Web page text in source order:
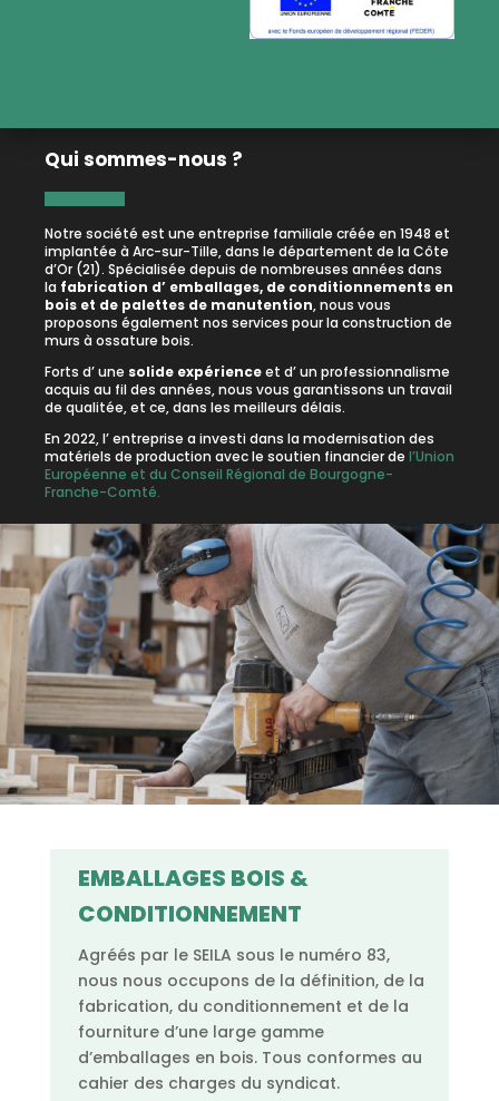
Qui sommes-nous ?
Notre société est une entreprise familiale créée en 1948 et
implantée à Arc-sur-Tille, dans le département de la Côte
d’Or (21). Spécialisée depuis de nombreuses années dans
la fabrication d’ emballages, de conditionnements en
bois et de palettes de manutention, nous vous
proposons également nos services pour la construction de
murs à ossature bois.
Forts d’ une solide expérienceet d’ un professionnalisme
acquis au fil des années, nous vous garantissons un travail
de qualitée, et ce, dans les meilleurs délais.
En 2022, l’ entreprise a investi dans la modernisation des
matériels de production avec le soutien financier de l’Union
Européenne et du Conseil Régional de Bourgogne-
Franche-Comté.
EMBALLAGES BOIS &
CONDITIONNEMENT
Agréés par le SEILA sous le numéro 83,
nous nous occupons de la définition, de la
fabrication, du conditionnement et de la
fourniture d’une large gamme
d’emballages en bois. Tous conformes au
cahier des charges du syndicat.